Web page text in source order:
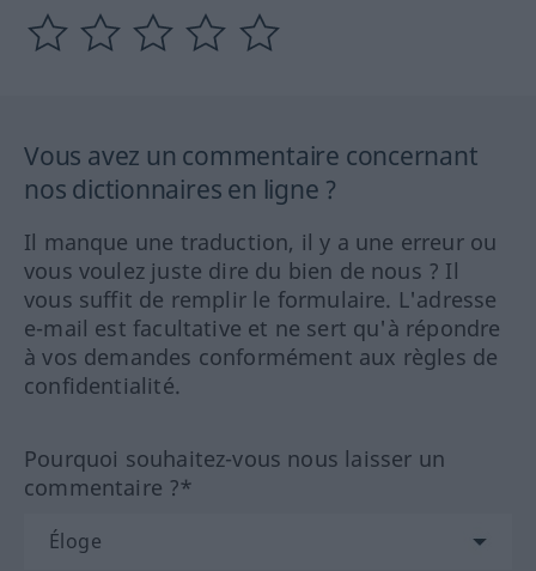
Vous avez un commentaire concernant
nos dictionnaires en ligne ?
Il manque une traduction, il y a une erreur ou
vous voulez juste dire du bien de nous ? Il
vous suffit de remplir le formulaire. L'adresse
e-mail est facultative et ne sert qu'à répondre
à vos demandes conformément aux règles de
confidentialité.
Pourquoi souhaitez-vous nous laisser un
commentaire ?*